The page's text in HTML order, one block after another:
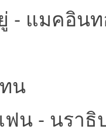
- แมคอิน
น
ฟน - นรา